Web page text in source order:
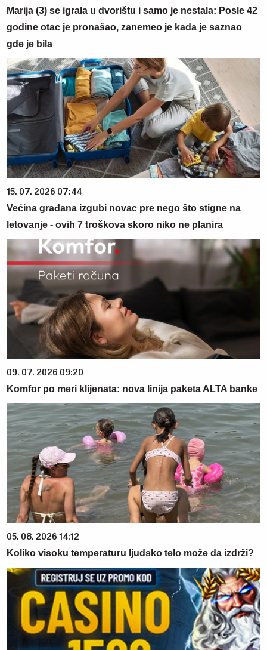
Marija (3) se igrala u dvorištu i samo je nestala: Posle 42
godine otac je pronašao, zanemeo je kada je saznao
gde je bila
15. 07. 2026 07:44
Većina građana izgubi novac pre nego što stigne na
letovanje - ovih 7 troškova skoro niko ne planira
09. 07. 2026 09:20
Komfor po meri klijenata: nova linija paketa ALTA banke
05. 08. 2026 14:12
Koliko visoku temperaturu ljudsko telo može da izdrži?